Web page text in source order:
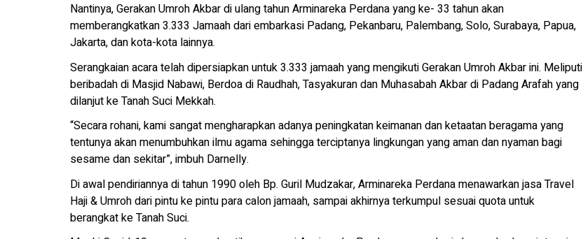
Nantinya, Gerakan Umroh Akbar di ulang tahun Arminareka Perdana yang ke- 33 tahun akan
memberangkatkan 3.333 Jamaah dari embarkasi Padang, Pekanbaru, Palembang, Solo, Surabaya, Papua,
Jakarta, dan kota-kota lainnya.
Serangkaian acara telah dipersiapkan untuk 3.333 jamaah yang mengikuti Gerakan Umroh Akbar ini. Meliputi
beribadah di Masjid Nabawi, Berdoa di Raudhah, Tasyakuran dan Muhasabah Akbar di Padang Arafah yang
dilanjut ke Tanah Suci Mekkah.
“Secara rohani, kami sangat mengharapkan adanya peningkatan keimanan dan ketaatan beragama yang
tentunya akan menumbuhkan ilmu agama sehingga terciptanya lingkungan yang aman dan nyaman bagi
sesame dan sekitar”, imbuh Darnelly.
Di awal pendiriannya di tahun 1990 oleh Bp. Guril Mudzakar, Arminareka Perdana menawarkan jasa Travel
Haji & Umroh dari pintu ke pintu para calon jamaah, sampai akhirnya terkumpul sesuai quota untuk
berangkat ke Tanah Suci.